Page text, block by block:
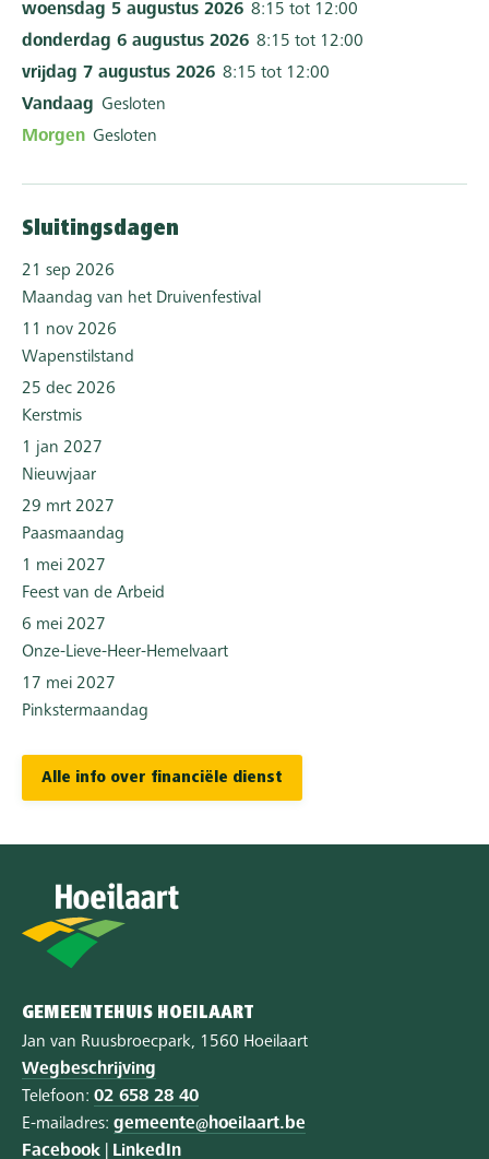
woensdag 5 augustus 2026 8:15 tot 12:00
donderdag 6 augustus 2026 8:15 tot 12:00
vrijdag 7 augustus 2026 8:15 tot 12:00
Vandaag Gesloten
Morgen Gesloten
Sluitingsdagen
21 sep 2026
Maandag van het Druivenfestival
11 nov 2026
Wapenstilstand
25 dec 2026
Kerstmis
1 jan 2027
Nieuwjaar
29 mrt 2027
Paasmaandag
1 mei 2027
Feest van de Arbeid
6 mei 2027
Onze-Lieve-Heer-Hemelvaart
17 mei 2027
Pinkstermaandag
Alle info over financiële dienst
GEMEENTEHUIS HOEILAART
Jan van Ruusbroecpark, 1560 Hoeilaart
Wegbeschrijving
Telefoon: 02 658 28 40
E-mailadres: gemeente@hoeilaart.be
Facebook
LinkedIn